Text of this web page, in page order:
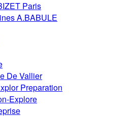
Paris
A.BABULE
De Vallier
Preparation
Explore